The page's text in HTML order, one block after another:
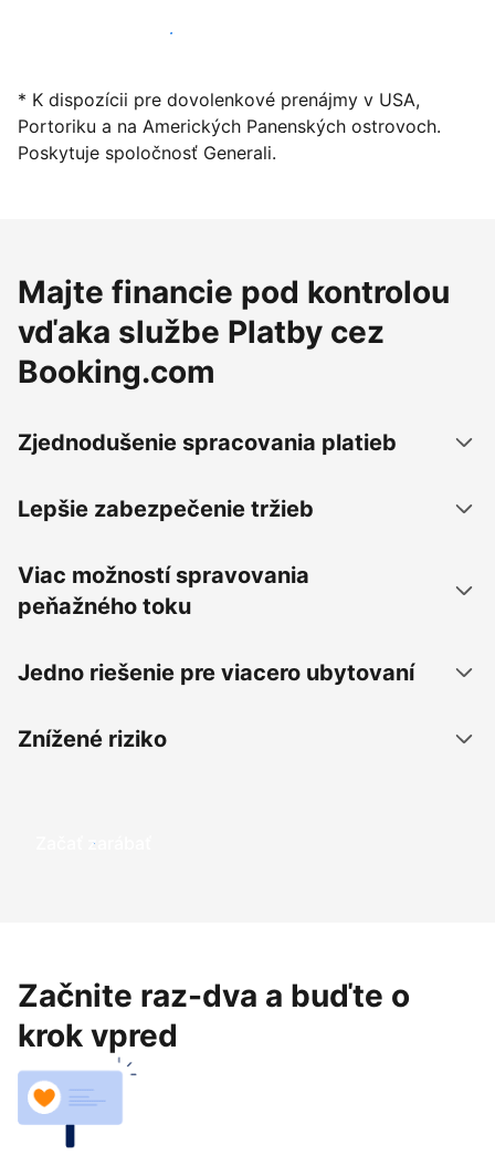
Začať ponúkať svoje ubytovanie
* K dispozícii pre dovolenkové prenájmy v USA,
Portoriku a na Amerických Panenských ostrovoch.
Poskytuje spoločnosť Generali.
Majte financie pod kontrolou
vďaka službe Platby cez
Booking.com
Zjednodušenie spracovania platieb
Lepšie zabezpečenie tržieb
Viac možností spravovania
peňažného toku
Jedno riešenie pre viacero ubytovaní
Znížené riziko
Začať zarábať
Začnite raz-dva a buďte o
krok vpred